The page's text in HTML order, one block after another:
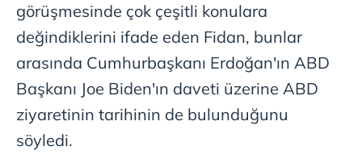
görüşmesinde çok çeşitli konulara
değindiklerini ifade eden Fidan, bunlar
arasında Cumhurbaşkanı Erdoğan'ın ABD
Başkanı Joe Biden'ın daveti üzerine ABD
ziyaretinin tarihinin de bulunduğunu
söyledi.